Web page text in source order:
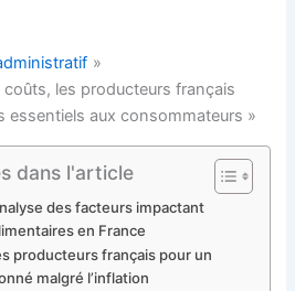
coûts, les producteurs français
essentiels aux consommateurs »
dans l'article
des facteurs impactant
en France
producteurs français pour un
malgré l’inflation